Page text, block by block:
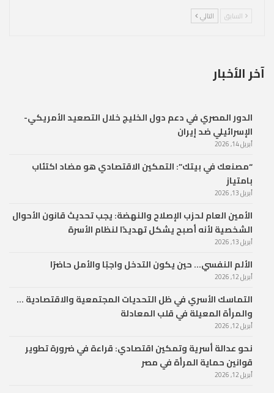
السابق التالي
آخر الأخبار
الدور المصري في دعم دول الخليج خلال التصعيد الأمريكي-
الإسرائيلي ضد إيران
أبريل 14, 2026
“مصنعك في بيتك”: التمكين الاقتصادي هو مضاد اكتئاب
بامتياز
أبريل 13, 2026
الأمين العام لحزب الإصلاح والنهضة: يجب تحديث قانون الأحوال
الشخصية لأنه أصبح يشكل تهديدًا لنظام الأسرة
أبريل 13, 2026
الألم النفسي… حين يكون التدخل واجبًا والأمل حاضرًا
أبريل 12, 2026
التماسك الأسري في ظل التحديات المجتمعية والاقتصادية …
والمرأة المعيلة في قلب المعادلة
أبريل 12, 2026
نحو عدالة أسرية وتمكين اقتصادي: قراءة في ضرورة تطوير
قوانين حماية المرأة في مصر
أبريل 12, 2026